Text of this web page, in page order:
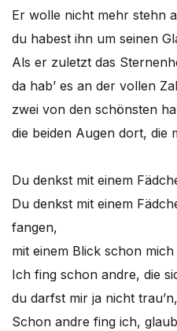
Er wolle nicht mehr stehn
du habest ihn um seinen
Als er zuletzt das
da hab’ es an der vollen
zwei von den schönsten
die beiden Augen dort, die
Du denkst mit einem
Du denkst mit einem
fangen,
mit einem Blick schon
Ich fing schon andre, die
du darfst mir ja nicht
Schon andre fing ich,